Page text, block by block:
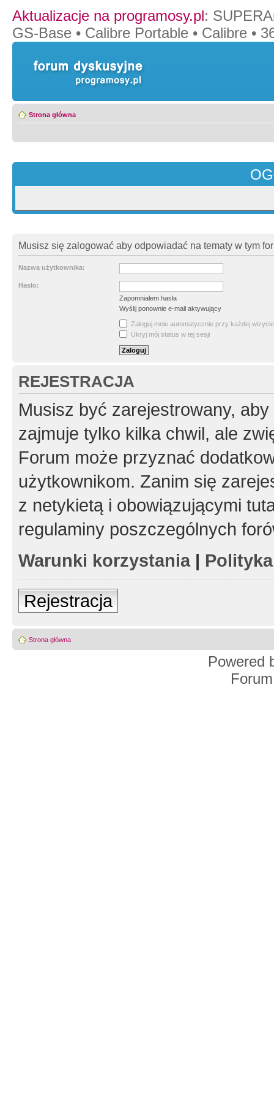
Aktualizacje na programosy.pl:
GS-Base • Calibre Portable • Calibre •
Strona główna
Musisz się zalogować aby odpowiadać na tematy w tym
Nazwa użytkownika:
Hasło:
Zapomniałem hasła
Wyślij ponownie e-mail aktywujący
Zaloguj mnie automatycznie przy każdej wizycie
Ukryj mój status w tej sesji
REJESTRACJA
Musisz być zarejestrowany,
zajmuje tylko kilka chwil, ale
Forum może przyznać
użytkownikom. Zanim się
z netykietą i obowiązującymi
regulaminy poszczególnych
Warunki korzystania|
Rejestracja
Strona główna
Powered